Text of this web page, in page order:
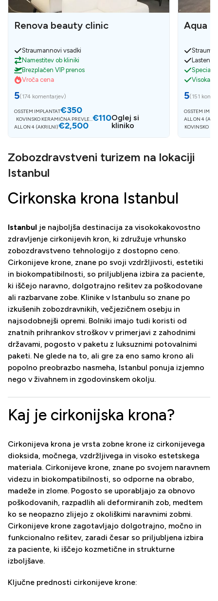
Renova beauty clinic
Straumannovi vsadki
Namestitev ob kliniki
Brezplačen VIP prenos
Vroča cena
5(174 komentarjev)
OSSTEM IMPLANTAT€350
KOVINSKO KERAMIČNA PREVLEK€110
ALL ON 4 (AKRILNI)€2,500
Oglej si
kliniko
Aqua
Lasten
Visoka
5(151
OSSTEM
ALL ON 4
KOVINSKO
Zobozdravstveni turizem na lokaciji
Istanbul
Cirkonska krona Istanbul
Istanbul je najboljša destinacija za visokokakovostno
zdravljenje cirkonijevih kron, ki združuje vrhunsko
zobozdravstveno tehnologijo z dostopno ceno.
Cirkonijeve krone, znane po svoji vzdržljivosti, estetiki
in biokompatibilnosti, so priljubljena izbira za paciente,
ki iščejo naravno, dolgotrajno rešitev za poškodovane
ali razbarvane zobe. Klinike v Istanbulu so znane po
izkušenih zobozdravnikih, večjezičnem osebju in
najsodobnejši opremi. Bolniki imajo tudi koristi od
znatnih prihrankov stroškov v primerjavi z zahodnimi
državami, pogosto v paketu z luksuznimi potovalnimi
paketi. Ne glede na to, ali gre za eno samo krono ali
popolno preobrazbo nasmeha, Istanbul ponuja izjemno
nego v živahnem in zgodovinskem okolju.
Kaj je cirkonijska krona?
Cirkonijeva krona je vrsta zobne krone iz cirkonijevega
dioksida, močnega, vzdržljivega in visoko estetskega
materiala. Cirkonijeve krone, znane po svojem naravnem
videzu in biokompatibilnosti, so odporne na obrabo,
madeže in zlome. Pogosto se uporabljajo za obnovo
poškodovanih, razpadlih ali deformiranih zob, medtem
ko se neopazno zlijejo z okoliškimi naravnimi zobmi.
Cirkonijeve krone zagotavljajo dolgotrajno, močno in
funkcionalno rešitev, zaradi česar so priljubljena izbira
za paciente, ki iščejo kozmetične in strukturne
izboljšave.
Ključne prednosti cirkonijeve krone: